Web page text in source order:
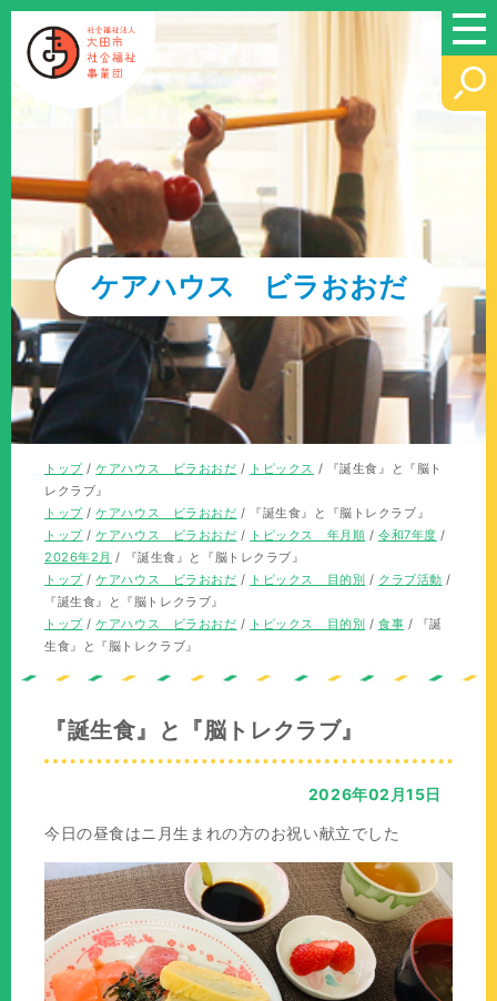
このページの本文へ
ケアハウス ビラおおだ
現
在
の
位
置：
トップ/ケアハウス ビラおおだ / トピックス /
『誕生食』と『脳ト
レクラブ』
現
在
の
位
置：
トップ/ケアハウス ビラおおだ /
『誕生食』と『脳トレクラブ』
現
在
の
位
置：
トップ/ケアハウス ビラおおだ / トピックス 年月順 / 令和7年度 /
2026年2月 /
『誕生食』と『脳トレクラブ』
現
在
の
位
トップ/ケアハウス ビラおおだ / トピックス 目的別 / クラブ活動 /
『誕生食』と『脳トレクラブ』
現
在
トップ/ケアハウス ビラおおだ / トピックス 目的別 / 食事 /
『誕
生食』と『脳トレクラブ』
『誕生食』と『脳トレクラブ』
2026年02月15日
今日の昼食はニ月生まれの方のお祝い献立でした